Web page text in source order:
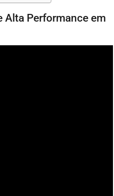
Alta Performance em